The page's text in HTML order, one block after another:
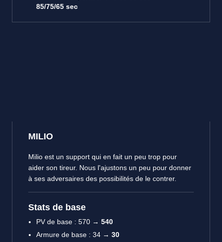
85/75/65 sec
MILIO
Milio est un support qui en fait un peu trop pour
aider son tireur. Nous l'ajustons un peu pour donner
à ses adversaires des possibilités de le contrer.
Stats de base
PV de base : 570 → 540
Armure de base : 34 → 30